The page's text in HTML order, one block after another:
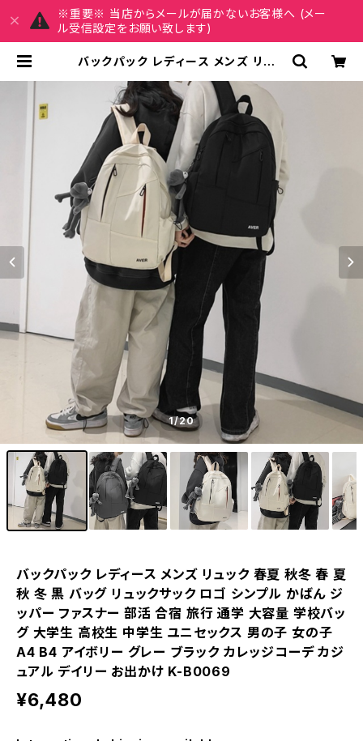
※重要※ 当店からメールが届かないお客様へ (メー
ル受信設定をお願い致します)
バックパック レディース メンズ リュッ
ュックサック ロゴ シンプル かばん ジ
ッパー ファスナー 部活 合宿 旅行 通
学 大容量 学校バッグ 大学生 高校生
中学生 ユニセックス 男の子 女の子
A4 B4 アイボリー グレー ブラック
カレッジコーデ カジュアル デイリー
お出かけ K-B0069 | REIRSE レイ
ルセ 20代,30代,40代 レディースフ
ァッション 通販
1/20
バックパック レディース メンズ リュック 春夏 秋冬 春 夏
秋 冬 黒 バッグ リュックサック ロゴ シンプル かばん ジ
ッパー ファスナー 部活 合宿 旅行 通学 大容量 学校バッ
グ 大学生 高校生 中学生 ユニセックス 男の子 女の子
A4 B4 アイボリー グレー ブラック カレッジコーデ カジ
ュアル デイリー お出かけ K-B0069
¥6,480